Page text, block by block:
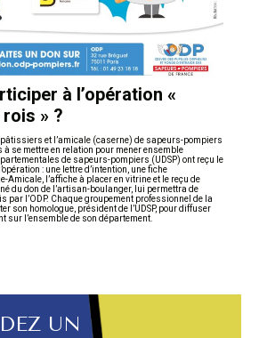
à l’opération «
» ?
et l’amicale (caserne) de sapeurs-pompiers
à se mettre en relation pour mener ensemble
de sapeurs-pompiers (UDSP) ont reçu le
: une lettre d’intention, une fiche
Amicale, l’affiche à placer en vitrine et le reçu de
du don de l’artisan-boulanger, lui permettra de
par l’ODP. Chaque groupement professionnel de la
son homologue, président de l’UDSP, pour diffuser
sur l’ensemble de son département.
UN